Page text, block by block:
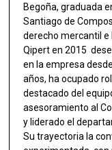
Begoña, graduada
Santiago de
derecho mercantil e
Qipert en 2015
en la empresa
años, ha ocupado
destacado del
asesoramiento al
y liderado el
Su trayectoria la